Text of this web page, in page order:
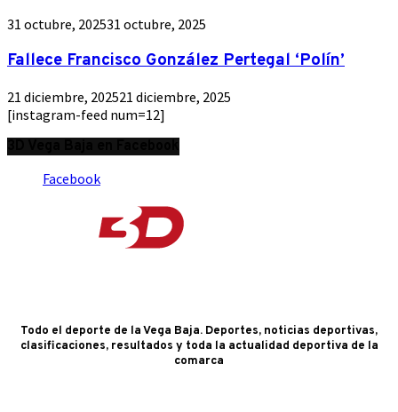
31 octubre, 202531 octubre, 2025
Fallece Francisco González Pertegal ‘Polín’
21 diciembre, 202521 diciembre, 2025
[instagram-feed num=12]
Facebook
Todo el deporte de la Vega Baja. Deportes, noticias deportivas,
clasificaciones, resultados y toda la actualidad deportiva de la
comarca